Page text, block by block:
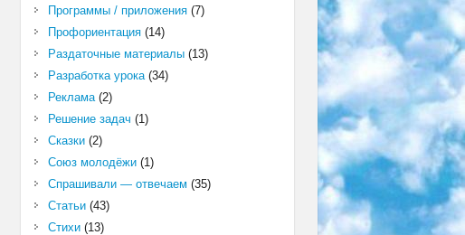
Программы / приложения(7)
Профориентация(14)
Раздаточные материалы(13)
Разработка урока(34)
Реклама(2)
Решение задач (1)
Сказки(2)
Союз молодёжи(1)
Спрашивали — отвечаем (35)
Статьи(43)
Стихи(13)